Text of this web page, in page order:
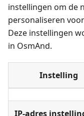
instellingen om de
personaliseren
Deze instellingen
in OsmAnd.
Instelling
IP-adres